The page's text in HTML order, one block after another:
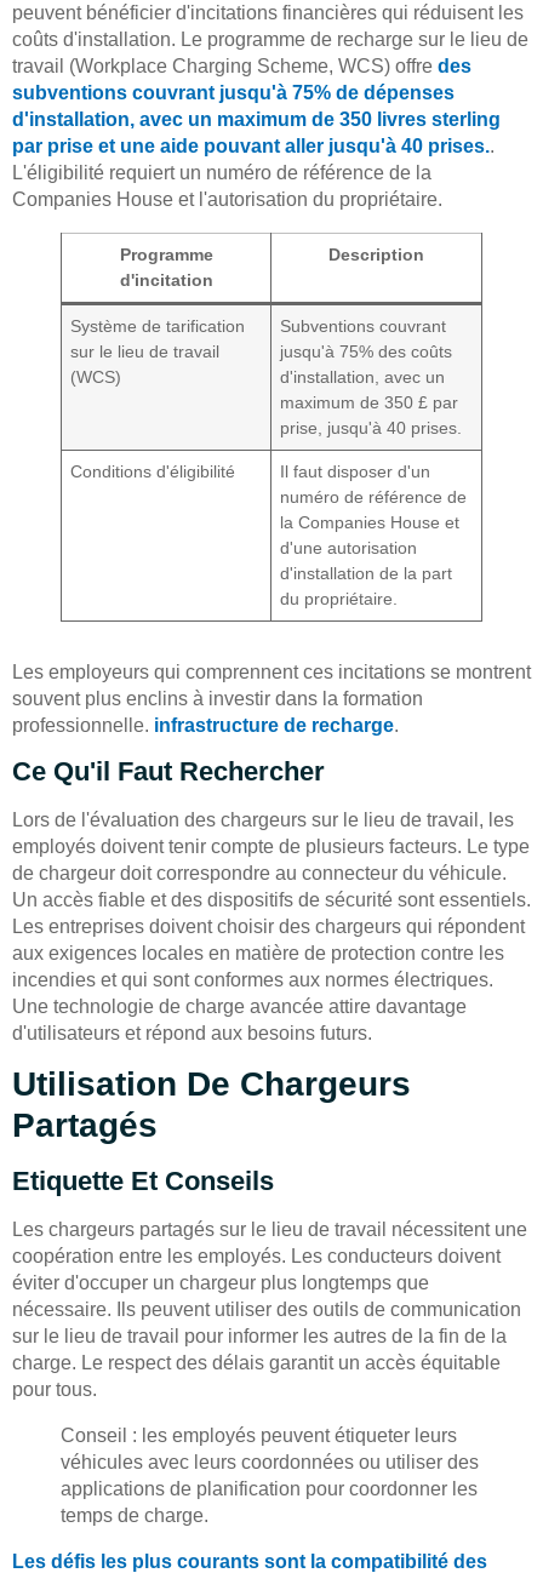
peuvent bénéficier d'incitations financières qui réduisent les
coûts d'installation. Le programme de recharge sur le lieu de
travail (Workplace Charging Scheme, WCS) offre des
subventions couvrant jusqu'à 75% de dépenses
d'installation, avec un maximum de 350 livres sterling
par prise et une aide pouvant aller jusqu'à 40 prises..
L'éligibilité requiert un numéro de référence de la
Companies House et l'autorisation du propriétaire.
Programme
d'incitation
Description
Système de tarification
sur le lieu de travail
(WCS)
Subventions couvrant
jusqu'à 75% des coûts
d'installation, avec un
maximum de 350 £ par
prise, jusqu'à 40 prises.
Conditions d'éligibilité
Il faut disposer d'un
numéro de référence de
la Companies House et
d'une autorisation
d'installation de la part
du propriétaire.
Les employeurs qui comprennent ces incitations se montrent
souvent plus enclins à investir dans la formation
professionnelle. infrastructure de recharge.
Ce Qu'il Faut Rechercher
Lors de l'évaluation des chargeurs sur le lieu de travail, les
employés doivent tenir compte de plusieurs facteurs. Le type
de chargeur doit correspondre au connecteur du véhicule.
Un accès fiable et des dispositifs de sécurité sont essentiels.
Les entreprises doivent choisir des chargeurs qui répondent
aux exigences locales en matière de protection contre les
incendies et qui sont conformes aux normes électriques.
Une technologie de charge avancée attire davantage
d'utilisateurs et répond aux besoins futurs.
Utilisation De Chargeurs
Partagés
Etiquette Et Conseils
Les chargeurs partagés sur le lieu de travail nécessitent une
coopération entre les employés. Les conducteurs doivent
éviter d'occuper un chargeur plus longtemps que
nécessaire. Ils peuvent utiliser des outils de communication
sur le lieu de travail pour informer les autres de la fin de la
charge. Le respect des délais garantit un accès équitable
pour tous.
Conseil : les employés peuvent étiqueter leurs
véhicules avec leurs coordonnées ou utiliser des
applications de planification pour coordonner les
temps de charge.
Les défis les plus courants sont la compatibilité des